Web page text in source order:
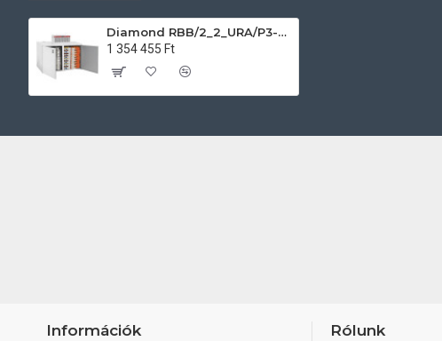
Diamond RBB/2_2_URA/P3-R2 Ipari hűtőkamra
1 354 455 Ft
Információk Rólunk